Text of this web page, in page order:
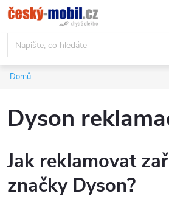
Přejít
na
obsah
Domů
Dyson
Jak reklamovat
značky Dyson?